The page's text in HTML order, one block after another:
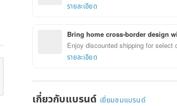
รายละเอียด
Bring home cross-border design
Enjoy discounted shipping for select
รายละเอียด
เกี่ยวกับแบรนด์ เยี่ยมชมแบรนด์